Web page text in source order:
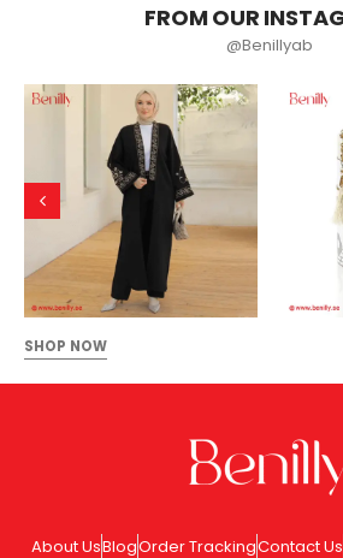
@Benillyab
Blog Order Tracking Contact Us